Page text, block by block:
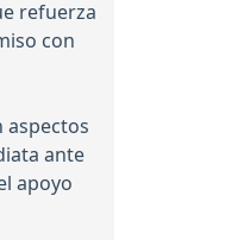
refuerza
con
aspectos
ante
apoyo